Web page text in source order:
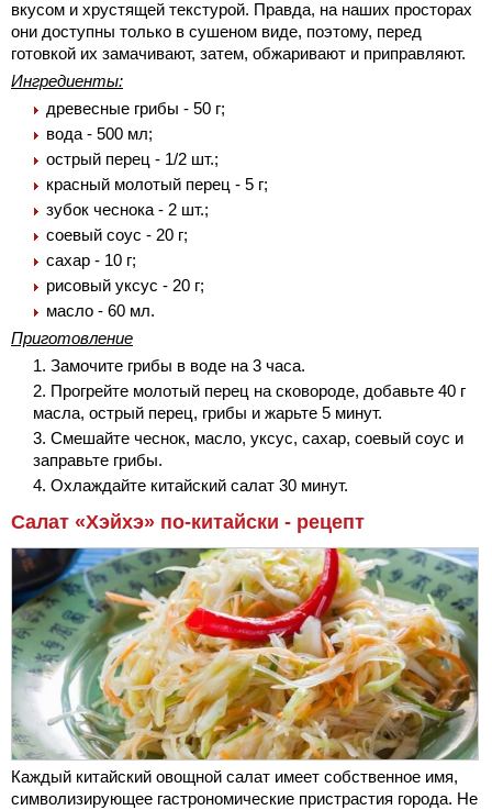
вкусом и хрустящей текстурой. Правда, на наших просторах
они доступны только в сушеном виде, поэтому, перед
готовкой их замачивают, затем, обжаривают и приправляют.
Ингредиенты:
древесные грибы - 50 г;
вода - 500 мл;
острый перец - 1/2 шт.;
красный молотый перец - 5 г;
зубок чеснока - 2 шт.;
соевый соус - 20 г;
сахар - 10 г;
рисовый уксус - 20 г;
масло - 60 мл.
Приготовление
Замочите грибы в воде на 3 часа.
Прогрейте молотый перец на сковороде, добавьте 40 г
масла, острый перец, грибы и жарьте 5 минут.
Смешайте чеснок, масло, уксус, сахар, соевый соус и
заправьте грибы.
Охлаждайте китайский салат 30 минут.
Салат «Хэйхэ» по-китайски - рецепт
Каждый китайский овощной салат имеет собственное имя,
символизирующее гастрономические пристрастия города. Не